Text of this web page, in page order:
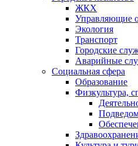
ЖКХ
Управляющие
Экология
Транспорт
Городские
Аварийные
Социальная сфера
Образование
Физкультура,